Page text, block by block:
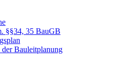
§§34, 35 BauGB
Bauleitplanung